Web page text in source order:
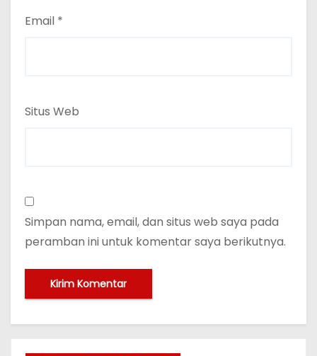
Email *
Situs Web
Simpan nama, email, dan situs web saya pada
peramban ini untuk komentar saya berikutnya.